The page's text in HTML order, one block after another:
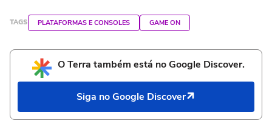
TAGS PLATAFORMAS E CONSOLES GAME ON
O Terra também está no Google Discover.
Siga no Google Discover